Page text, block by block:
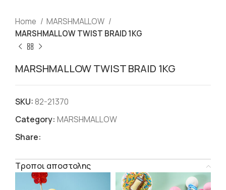
Home
ΜARSHMALLOW
ΜΑRSHMALLOW TWIST BRAID 1KG
ΜΑRSHMALLOW TWIST BRAID 1KG
SKU:82-21370
Category: ΜARSHMALLOW
Share:
Τροποι αποστολης